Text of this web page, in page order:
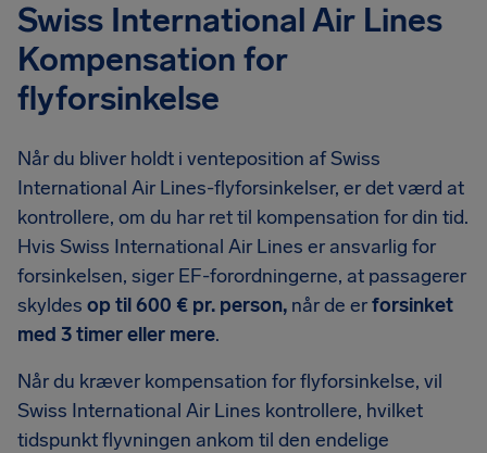
Swiss International Air Lines
Kompensation for
flyforsinkelse
Når du bliver holdt i venteposition af Swiss
International Air Lines-flyforsinkelser, er det værd at
kontrollere, om du har ret til kompensation for din tid.
Hvis Swiss International Air Lines er ansvarlig for
forsinkelsen, siger EF-forordningerne, at passagerer
skyldes op til 600 € pr. person, når de erforsinket
med 3 timer eller mere.
Når du kræver kompensation for flyforsinkelse, vil
Swiss International Air Lines kontrollere, hvilket
tidspunkt flyvningen ankom til den endelige